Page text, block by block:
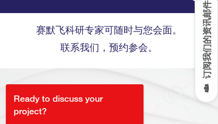
订阅我们的资讯邮件
赛默飞科研专家可随时与您会面。
联系我们，预约参会。
Ready to discuss your
project?